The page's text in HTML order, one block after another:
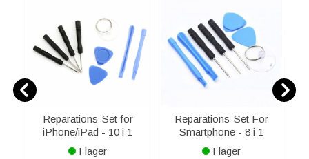
Reparations-Set för
iPhone/iPad - 10 i 1
I lager
Reparations-Set För
Smartphone - 8 i 1
I lager